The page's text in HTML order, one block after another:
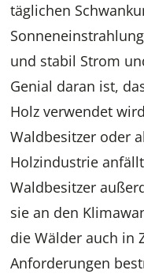
täglichen
und stabil Strom
Genial daran ist,
Holz verwendet
Waldbesitzer oder
Holzindustrie
Waldbesitzer
sie an den
die Wälder auch in
Anforderungen